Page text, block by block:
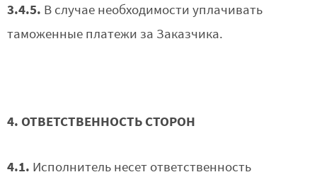
3.4.5. В случае необходимости уплачивать
таможенные платежи за Заказчика.
4. ОТВЕТСТВЕННОСТЬ СТОРОН
4.1. Исполнитель несет ответственность